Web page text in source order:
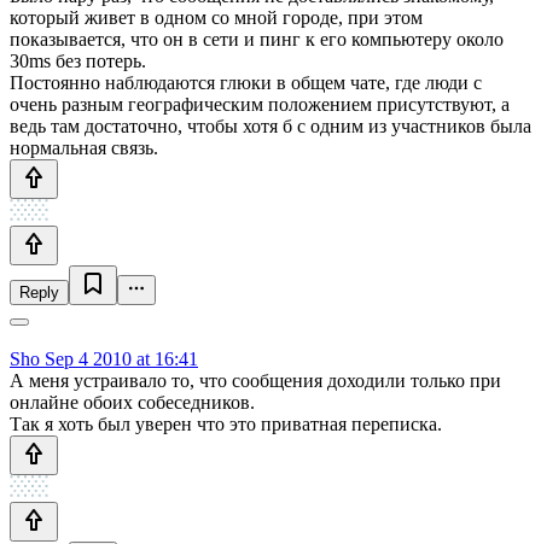
который живет в одном со мной городе, при этом
показывается, что он в сети и пинг к его компьютеру около
30ms без потерь.
Постоянно наблюдаются глюки в общем чате, где люди с
очень разным географическим положением присутствуют, а
ведь там достаточно, чтобы хотя б с одним из участников была
нормальная связь.
Reply
Sho Sep 4 2010 at 16:41
А меня устраивало то, что сообщения доходили только при
онлайне обоих собеседников.
Так я хоть был уверен что это приватная переписка.